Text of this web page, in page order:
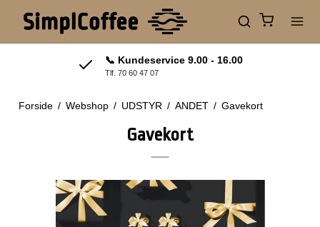
📞 Kundeservice 9.00 - 16.00
Tlf. 70 60 47 07
Forside / Webshop / UDSTYR / ANDET / Gavekort
Gavekort